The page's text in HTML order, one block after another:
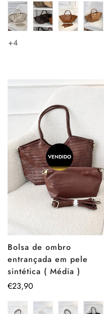
+4
VENDIDO
Bolsa de ombro
entrançada em pele
sintética ( Média )
Preço
€23,90